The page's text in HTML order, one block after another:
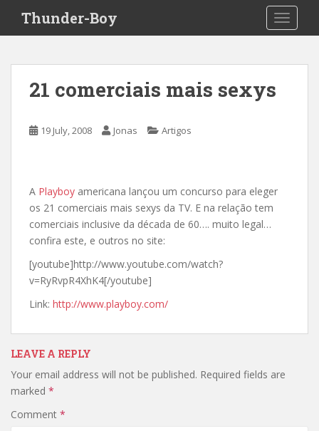
i
Thunder-Boy
21 comerciais mais sexys
19 July, 2008 Jonas Artigos
A Playboy americana lançou um concurso para eleger
os 21 comerciais mais sexys da TV. E na relação tem
comerciais inclusive da década de 60…. muito legal…
confira este, e outros no site:
[youtube]http://www.youtube.com/watch?
v=RyRvpR4XhK4[/youtube]
Link: http://www.playboy.com/
LEAVE A REPLY
Your email address will not be published. Required fields are
marked *
Comment *